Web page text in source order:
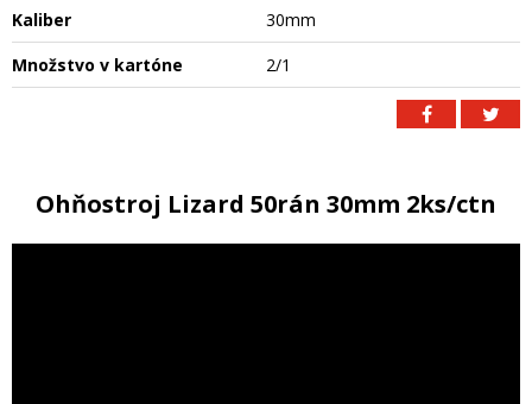
Kaliber
30mm
Množstvo v kartóne
2/1
Ohňostroj Lizard 50rán 30mm 2ks/ctn